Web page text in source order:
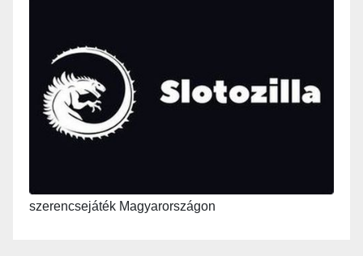
szerencsejáték Magyarországon